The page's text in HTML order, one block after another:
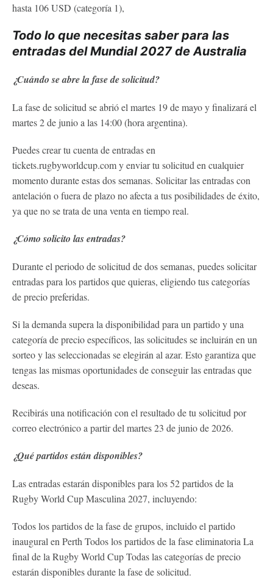
hasta 106 USD (categoría 1),
Todo lo que necesitas saber para las
entradas del Mundial 2027 de Australia
¿Cuándo se abre la fase de solicitud?
La fase de solicitud se abrió el martes 19 de mayo y finalizará el
martes 2 de junio a las 14:00 (hora argentina).
Puedes crear tu cuenta de entradas en
tickets.rugbyworldcup.com y enviar tu solicitud en cualquier
momento durante estas dos semanas. Solicitar las entradas con
antelación o fuera de plazo no afecta a tus posibilidades de éxito,
ya que no se trata de una venta en tiempo real.
¿Cómo solicito las entradas?
Durante el periodo de solicitud de dos semanas, puedes solicitar
entradas para los partidos que quieras, eligiendo tus categorías
de precio preferidas.
Si la demanda supera la disponibilidad para un partido y una
categoría de precio específicos, las solicitudes se incluirán en un
sorteo y las seleccionadas se elegirán al azar. Esto garantiza que
tengas las mismas oportunidades de conseguir las entradas que
deseas.
Recibirás una notificación con el resultado de tu solicitud por
correo electrónico a partir del martes 23 de junio de 2026.
¿Qué partidos están disponibles?
Las entradas estarán disponibles para los 52 partidos de la
Rugby World Cup Masculina 2027, incluyendo:
Todos los partidos de la fase de grupos, incluido el partido
inaugural en Perth Todos los partidos de la fase eliminatoria La
final de la Rugby World Cup Todas las categorías de precio
estarán disponibles durante la fase de solicitud.